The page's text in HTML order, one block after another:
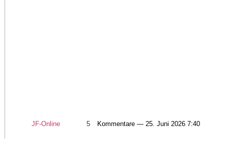
JF-Online 5 Kommentare — 25. Juni 2026 7:40